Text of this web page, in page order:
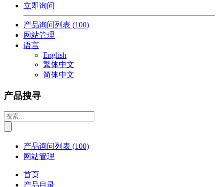
立即询问
产品询问列表 (100)
网站管理
语言
English
繁体中文
简体中文
产品搜寻
产品询问列表 (100)
网站管理
首页
产品目录